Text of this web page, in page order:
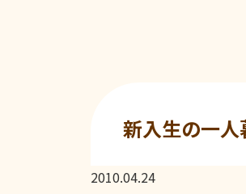
新入生の一人
2010.04.24